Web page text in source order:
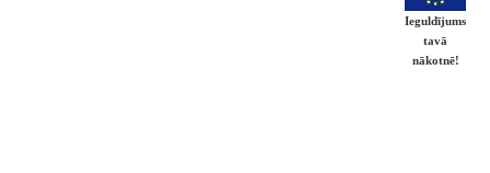
Ieguldījums
tavā
nākotnē!